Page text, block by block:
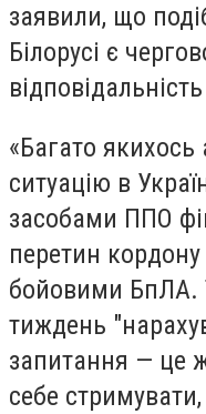
заявили, що
Білорусі є
«Багато якихось
ситуацію в
засобами ППО
перетин
бойовими БпЛА.
тиждень
запитання — це
себе